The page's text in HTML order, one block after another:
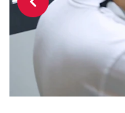
Previous